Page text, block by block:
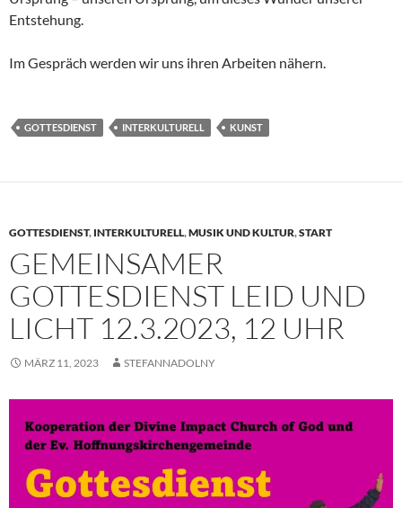
Entstehung.
Im Gespräch werden wir uns ihren Arbeiten nähern.
GOTTESDIENST INTERKULTURELL KUNST
GOTTESDIENST, INTERKULTURELL,MUSIK UND KULTUR,START
GEMEINSAMER
GOTTESDIENST LEID UND
LICHT 12.3.2023, 12 UHR
MÄRZ 11, 2023 STEFANNADOLNY